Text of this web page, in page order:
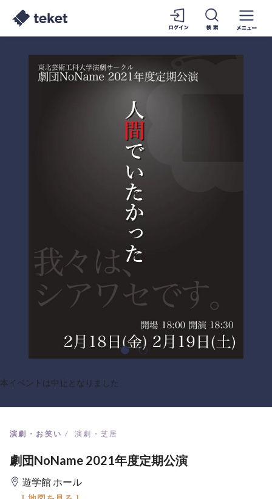
本イベントは中止となりました
演劇・お笑い 演劇・芝居
劇団NoName 2021年度定期公演
遊学館 ホール